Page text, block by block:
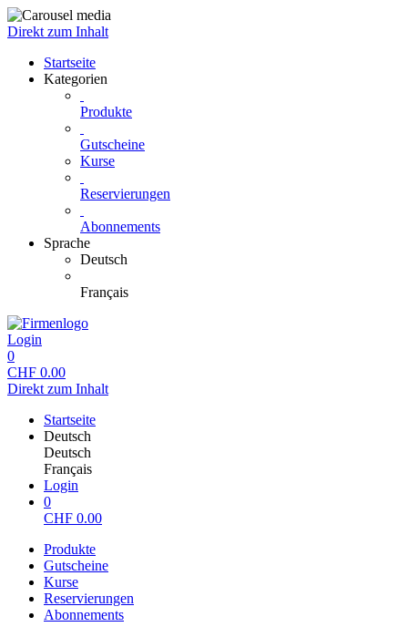
Direkt zum Inhalt
Startseite
Kategorien
Produkte
Gutscheine
Kurse
Reservierungen
Abonnements
Sprache
Deutsch
Français
Login
0
CHF 0.00
Direkt zum Inhalt
Startseite
Deutsch
Deutsch
Français
Login
0
CHF 0.00
Produkte
Gutscheine
Kurse
Reservierungen
Abonnements